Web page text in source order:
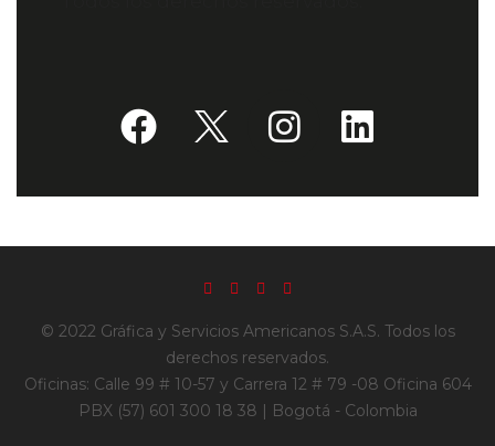
© 2022 Gráfica y Servicios Americanos S.A.S. Todos los
derechos reservados.
Oficinas: Calle 99 # 10-57 y Carrera 12 # 79 -08 Oficina 604
PBX (57) 601 300 18 38 | Bogotá - Colombia